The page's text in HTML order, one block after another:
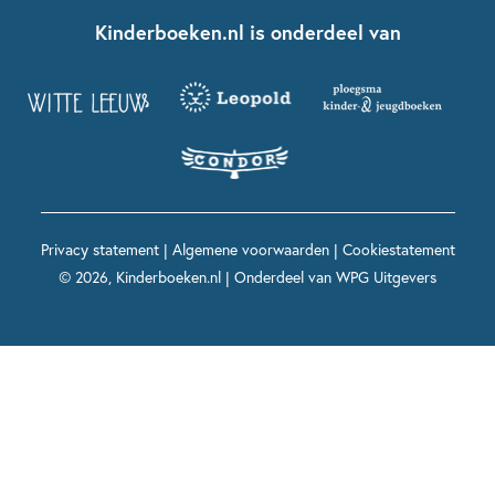
Kinderboeken diversiteit
Grappige kinderboeken
Spannende kinderboeken
Boekentips 12+ jaar
Voor volwassenen
Spekkie en Sproet
Maxi & Helium
Voor het onderwijs
Kinderboeken.nl is onderdeel van
Privacy statement| Algemene voorwaarden| Cookiestatement
© 2026, Kinderboeken.nl | Onderdeel van WPG Uitgevers